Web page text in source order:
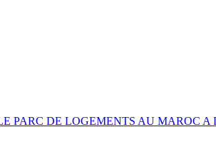
PARC DE LOGEMENTS AU MAROC